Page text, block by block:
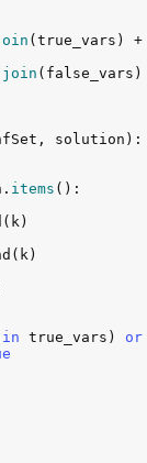
( true_vars )
join ( false_vars )
, solution ):
. items ():
( k )
( k )
in true_vars ) or